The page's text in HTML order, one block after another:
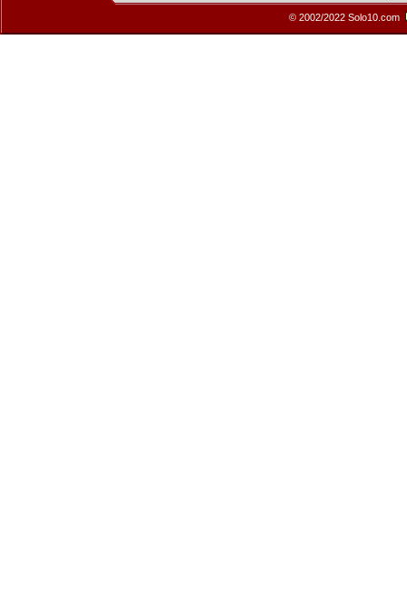
© 2002/2022 Solo10.com